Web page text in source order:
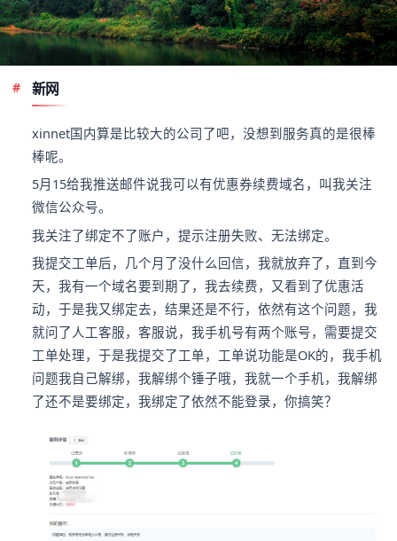
新网
xinnet国内算是比较大的公司了吧，没想到服务真的是很棒
棒呢。
5月15给我推送邮件说我可以有优惠券续费域名，叫我关注
微信公众号。
我关注了绑定不了账户，提示注册失败、无法绑定。
我提交工单后，几个月了没什么回信，我就放弃了，直到今
天，我有一个域名要到期了，我去续费，又看到了优惠活
动，于是我又绑定去，结果还是不行，依然有这个问题，我
就问了人工客服，客服说，我手机号有两个账号，需要提交
工单处理，于是我提交了工单，工单说功能是OK的，我手机
问题我自己解绑，我解绑个锤子哦，我就一个手机，我解绑
了还不是要绑定，我绑定了依然不能登录，你搞笑？